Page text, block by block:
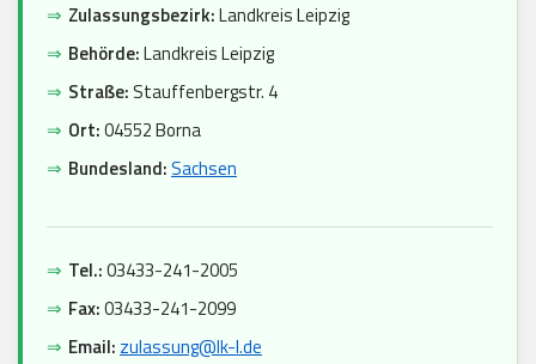
⇒ Zulassungsbezirk:Landkreis Leipzig
⇒ Behörde:Landkreis Leipzig
⇒ Straße: Stauffenbergstr. 4
⇒ Ort:04552 Borna
⇒ Bundesland:Sachsen
⇒ Tel.:03433-241-2005
⇒ Fax:03433-241-2099
⇒ Email: zulassung@lk-l.de